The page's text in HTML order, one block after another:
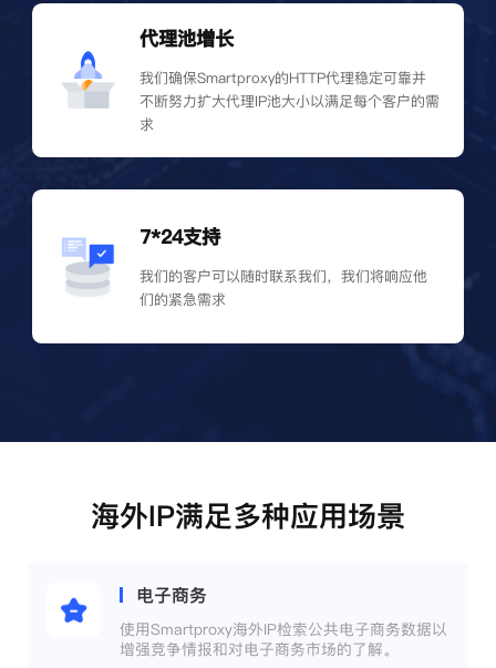
代理池增长
我们确保Smartproxy的HTTP代理稳定可靠并
不断努力扩大代理IP池大小以满足每个客户的需
求
7*24支持
我们的客户可以随时联系我们，我们将响应他
们的紧急需求
海外IP满足多种应用场景
电子商务
使用Smartproxy海外IP检索公共电子商务数据以
增强竞争情报和对电子商务市场的了解。